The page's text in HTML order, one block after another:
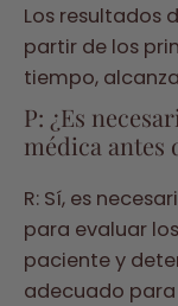
Los resultados
partir de los
tiempo,
P: ¿Es
médica antes
R: Sí, es
para evaluar los
paciente y
adecuado